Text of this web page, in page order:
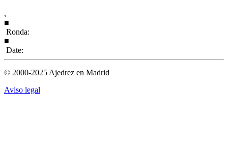
,
■
Ronda:
■
Date:
© 2000-2025 Ajedrez en Madrid
Aviso legal